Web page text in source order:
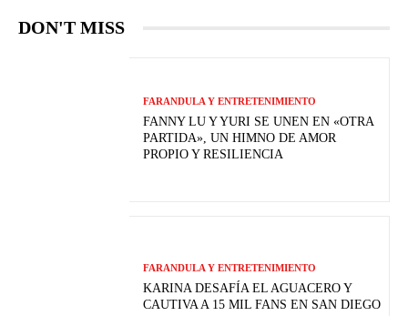
DON'T MISS
FARANDULA Y ENTRETENIMIENTO
FANNY LU Y YURI SE UNEN EN «OTRA
PARTIDA», UN HIMNO DE AMOR
PROPIO Y RESILIENCIA
FARANDULA Y ENTRETENIMIENTO
KARINA DESAFÍA EL AGUACERO Y
CAUTIVA A 15 MIL FANS EN SAN DIEGO